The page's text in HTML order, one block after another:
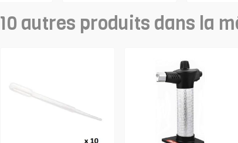
10 autres produits dans la